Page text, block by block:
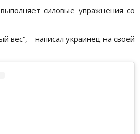
силовые упражнения со
вес“, - написал украинец на своей